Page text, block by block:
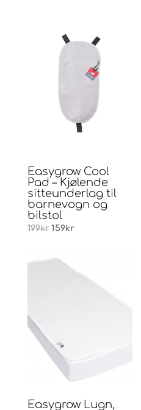
var: er:
399kr.
Easygrow Cool
Pad – Kjølende
sitteunderlag til
barnevogn og
bilstol
199kr Opprinnelig
159krNåværende
Easygrow Lugn,